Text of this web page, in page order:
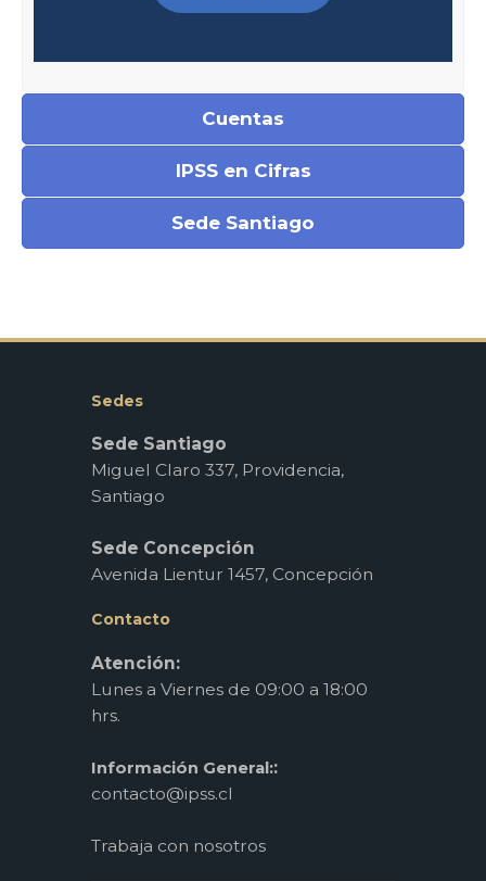
Cuentas
IPSS en Cifras
Sede Santiago
Sedes
Sede Santiago
Miguel Claro 337, Providencia,
Santiago
Sede Concepción
Avenida Lientur 1457, Concepción
Contacto
Atención:
Lunes a Viernes de 09:00 a 18:00
hrs.
Información General::
contacto@ipss.cl
Trabaja con nosotros